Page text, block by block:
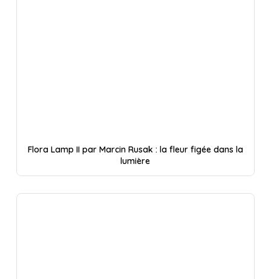
Flora Lamp II par Marcin Rusak : la fleur figée dans la
lumière